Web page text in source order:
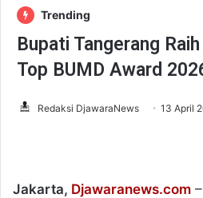
Trending
Bupati Tangerang
Top BUMD Award
Redaksi DjawaraNews 13 April
Jakarta, Djawaranews.com